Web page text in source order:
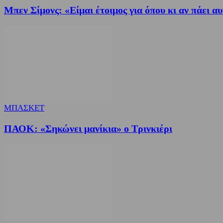
Μπεν Σίμονς: «Είμαι έτοιμος για όπου κι αν πάει
ΜΠΑΣΚΕΤ
ΠΑΟΚ: «Σηκώνει μανίκια» ο Τρινκιέρι